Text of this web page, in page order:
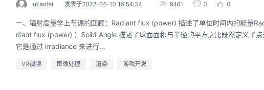
lutianfei 发表于2022-05-10 15:54:34 9461 0 0
一、辐射度量学上节课的回顾：Radiant flux (power) 描述了单位时间内的能量
diant flux (power) ）Solid Angle 描述了球面面积与半径的平方之比既然定义了
它是通过 irradiance 来进行...
VR视频 图像处理 渲染 游戏开发